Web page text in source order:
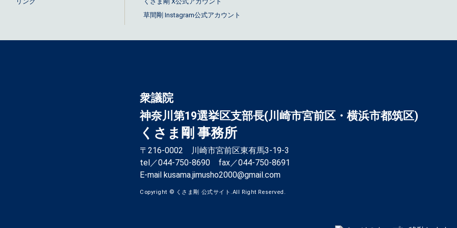
草間剛 Instagram公式アカウント
衆議院
神奈川第19選挙区支部長(川崎市宮前区・横浜市都筑区)
くさま剛 事務所
〒216-0002 川崎市宮前区東有馬3-19-3
tel／044-750-8690
fax／044-750-8691
E-mail kusama.jimusho2000@gmail.com
Copyright © くさま剛 公式サイト.All Right Reserved.